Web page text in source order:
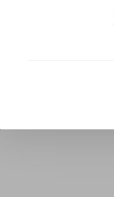
en carbone